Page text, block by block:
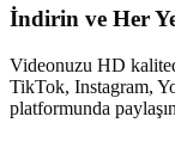
İndirin ve Her
Videonuzu HD
TikTok, Instagram,
platformunda